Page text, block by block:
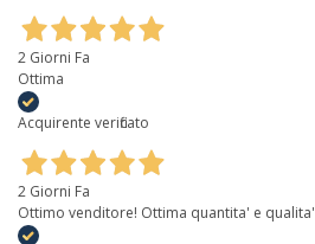
2 Giorni Fa
Ottima
Acquirente verificato
2 Giorni Fa
Ottimo venditore! Ottima quantita' e